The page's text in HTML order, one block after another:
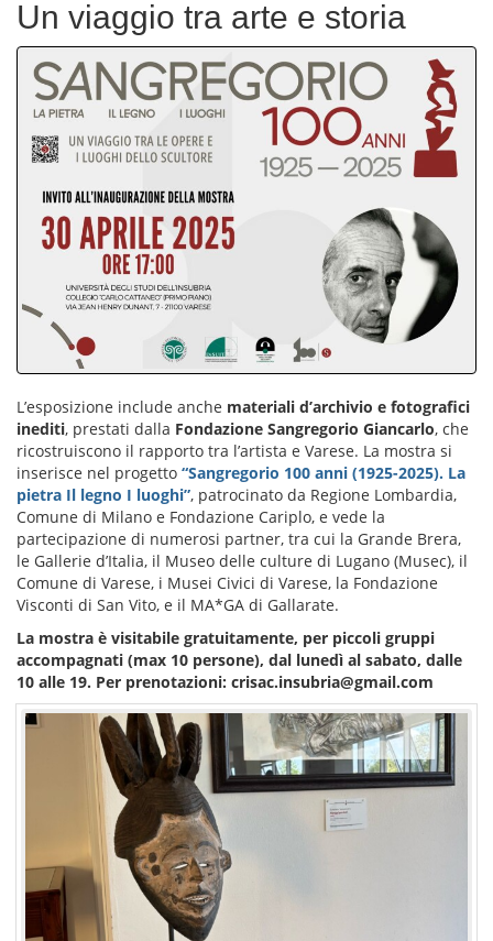
Un viaggio tra arte e storia
L’esposizione include anche materiali d’archivio e fotografici
inediti, prestati dalla Fondazione Sangregorio Giancarlo, che
ricostruiscono il rapporto tra l’artista e Varese. La mostra si
inserisce nel progetto “Sangregorio 100 anni (1925-2025). La
pietra Il legno I luoghi”, patrocinato da Regione Lombardia,
Comune di Milano e Fondazione Cariplo, e vede la
partecipazione di numerosi partner, tra cui la Grande Brera,
le Gallerie d’Italia, il Museo delle culture di Lugano (Musec), il
Comune di Varese, i Musei Civici di Varese, la Fondazione
Visconti di San Vito, e il MA*GA di Gallarate.
La mostra è visitabile gratuitamente, per piccoli gruppi
accompagnati (max 10 persone), dal lunedì al sabato, dalle
10 alle 19. Per prenotazioni: crisac.insubria@gmail.com